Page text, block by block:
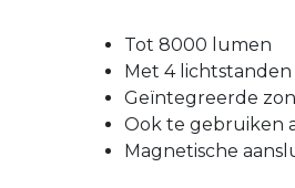
Tot 8000 lumen
Met 4 lichtstanden
Geïntegreerde
Ook te gebruiken
Magnetische